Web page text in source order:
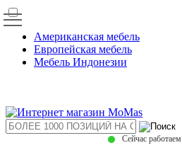
Американская мебель
Европейская мебель
Мебель Индонезии
Сейчас работаем